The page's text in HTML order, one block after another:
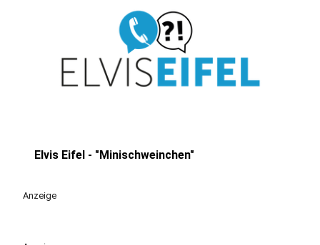
Elvis Eifel - "Minischweinchen"
Anzeige